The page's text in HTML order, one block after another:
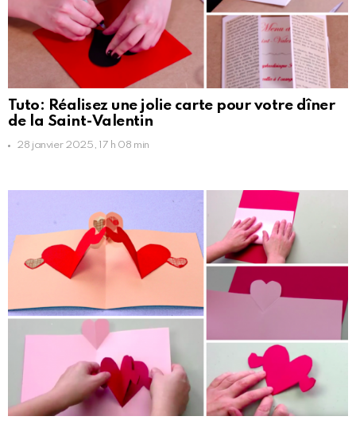
Tuto: Réalisez une jolie carte pour votre dîner
de la Saint-Valentin
28 janvier 2025, 17 h 08 min